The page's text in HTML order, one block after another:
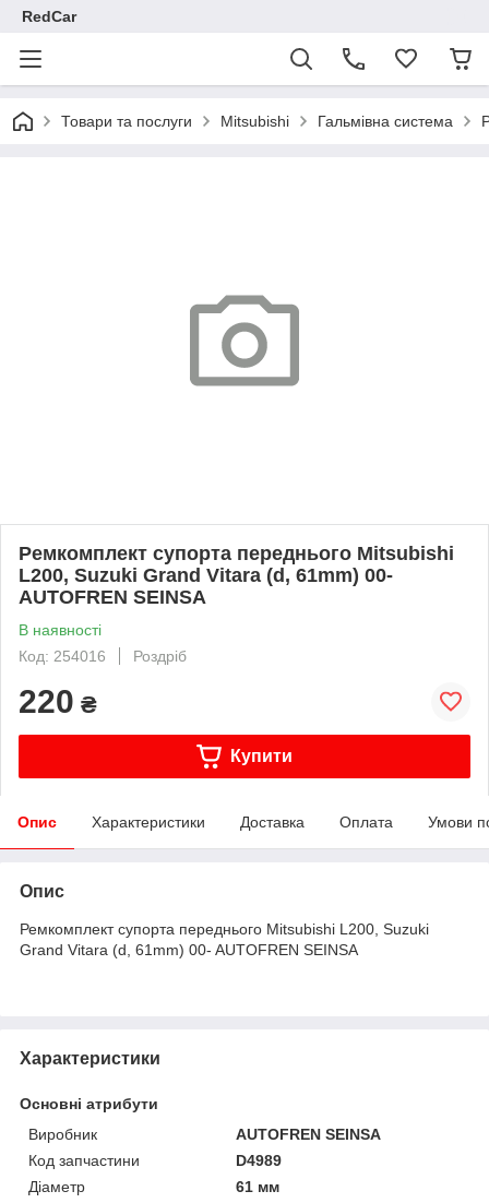
RedCar
Товари та послуги Mitsubishi Гальмівна система
Ремкомплект супорта переднього Mitsubishi
L200, Suzuki Grand Vitara (d, 61mm) 00-
AUTOFREN SEINSA
В наявності
Код: 254016
Роздріб
220 ₴
Купити
Опис Характеристики Доставка Оплата Умови
Опис
Ремкомплект супорта переднього Mitsubishi L200, Suzuki
Grand Vitara (d, 61mm) 00- AUTOFREN SEINSA
Характеристики
Основні атрибути
Виробник
AUTOFREN SEINSA
Код запчастини
D4989
Діаметр
61 мм